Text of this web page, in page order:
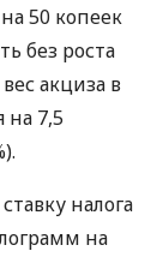
50 копеек
без роста
акциза в
на 7,5
налога
на